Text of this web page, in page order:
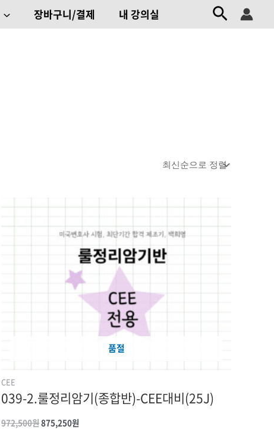
장바구니/결제 내 강의실 검색
품절
CEE
039-2.룰정리암기(종합반)-CEE대비(25J)
972,500원875,250원